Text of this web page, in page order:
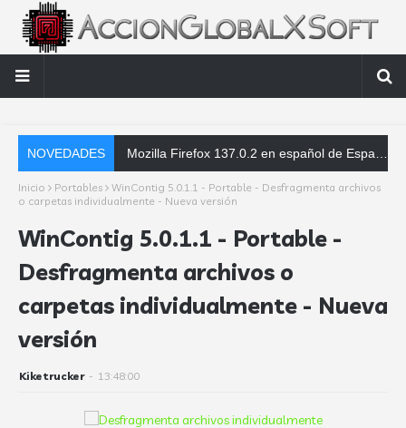
NOVEDADES Mozilla Firefox 137.0.2 en español de España - Parche de corrección de errores - Instaladores offline
Inicio Portables
WinContig 5.0.1.1 - Portable - Desfragmenta archivos
o carpetas individualmente - Nueva versión
WinContig 5.0.1.1 - Portable -
Desfragmenta archivos o
carpetas individualmente - Nueva
versión
Kiketrucker - 13:48:00